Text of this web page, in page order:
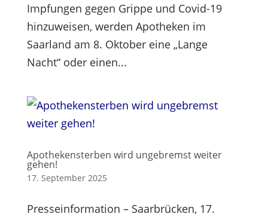
Impfungen gegen Grippe und Covid-19
hinzuweisen, werden Apotheken im
Saarland am 8. Oktober eine „Lange
Nacht“ oder einen...
Apothekensterben wird ungebremst weiter
gehen!
17. September 2025
Presseinformation – Saarbrücken, 17.